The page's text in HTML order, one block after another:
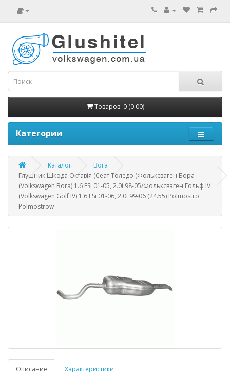
Товаров: 0 (0.00)
Категории
Каталог
Bora
Глушник Шкода Октавія (Сеат Толедо (Фольксваген Бора
(Volkswagen Bora) 1.6 FSi 01-05, 2.0i 98-05/Фольксваген Гольф IV
(Volkswagen Golf IV) 1.6 FSi 01-06, 2.0i 99-06 (24.55) Polmostro
Polmostrow
Описание Характеристики